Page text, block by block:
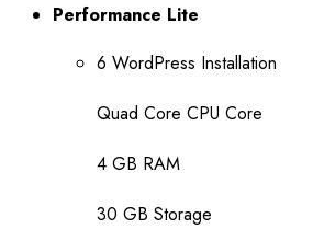
Performance Lite
6 WordPress Installation
Quad Core CPU Core
4 GB RAM
30 GB Storage